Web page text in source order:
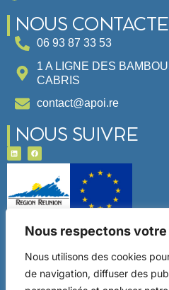
Nous respectons
Nous utilisons des cookies
de navigation, diffuser des
NOUS
06 93 87 33 53
1 A LIGNE DES
CABRIS
contact@apoi.re
NOUS SUIVRE
Ce site a été financé par
cadre du programme FEDER-
l’Autorité de gestion est la
s’engage à La Réunion avec